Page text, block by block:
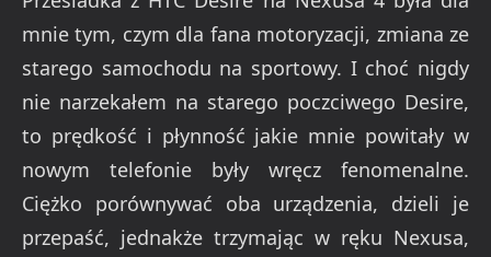
mnie tym, czym dla fana motoryzacji, zmiana ze
starego samochodu na sportowy. I choć nigdy
nie narzekałem na starego poczciwego Desire,
to prędkość i płynność jakie mnie powitały w
nowym telefonie były wręcz fenomenalne.
Ciężko porównywać oba urządzenia, dzieli je
przepaść, jednakże trzymając w ręku Nexusa,